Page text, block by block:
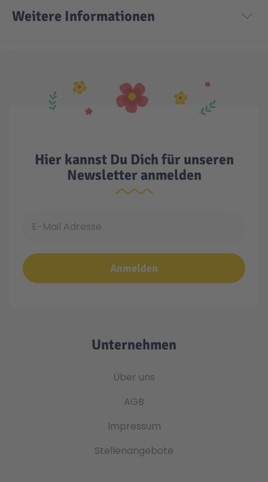
Weitere Informationen
Hier kannst Du Dich für unseren
Newsletter anmelden
Anmelden
Unternehmen
Über uns
AGB
Impressum
Stellenangebote